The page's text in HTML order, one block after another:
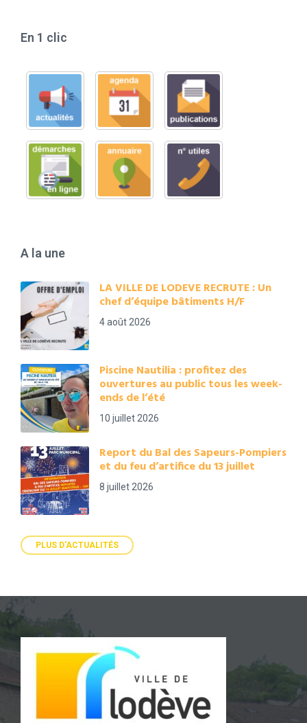
En 1 clic
A la une
LA VILLE DE LODEVE RECRUTE : Un
chef d’équipe bâtiments H/F
4 août 2026
Piscine Nautilia : profitez des
ouvertures au public tous les week-
ends de l’été
10 juillet 2026
Report du Bal des Sapeurs-Pompiers
et du feu d’artifice du 13 juillet
8 juillet 2026
PLUS D'ACTUALITÉS